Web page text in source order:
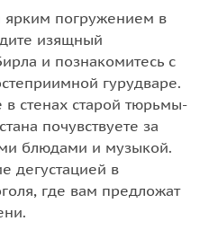
ярким погружением в
изящный
и познакомитесь с
гурудваре.
в стенах старой тюрьмы-
почувствуете за
блюдами и музыкой.
дегустацией в
где вам предложат